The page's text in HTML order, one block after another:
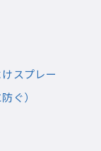
スプレー
ぐ）